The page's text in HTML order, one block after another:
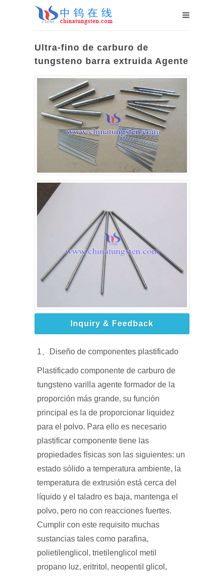
Ultra-fino de carburo de
tungsteno barra extruida Agente
Inquiry & Feedback
1、Diseño de componentes plastificado
Plastificado componente de carburo de
tungsteno varilla agente formador de la
proporción más grande, su función
principal es la de proporcionar liquidez
para el polvo. Para ello es necesario
plastificar componente tiene las
propiedades físicas son las siguientes: un
estado sólido a temperatura ambiente, la
temperatura de extrusión está cerca del
líquido y el taladro es baja, mantenga el
polvo, pero no con reacciones fuertes.
Cumplir con este requisito muchas
sustancias tales como parafina,
polietilenglicol, trietilenglicol metil
propano luz, eritritol, neopentil glicol,